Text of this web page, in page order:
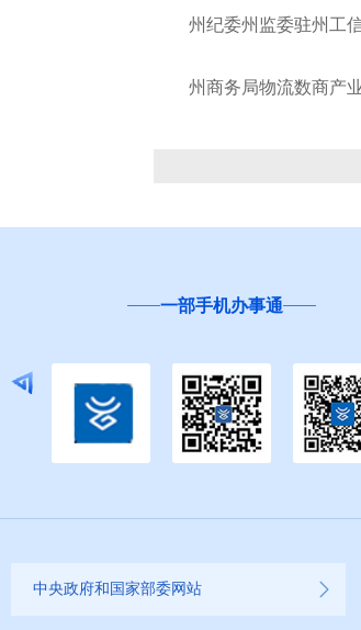
州纪委州监委驻州工信
州商务局物流数商产业
一部手机办事通
中央政府和国家部委网站